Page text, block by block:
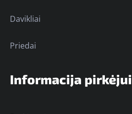
Davikliai
Priedai
Informacija pirkėjui